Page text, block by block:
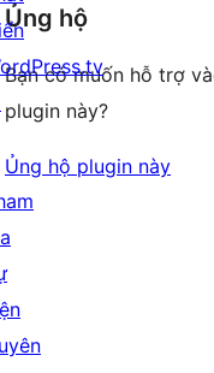
Ủng hộ
Bạn có muốn hỗ trợ
plugin này?
Ủng hộ plugin này